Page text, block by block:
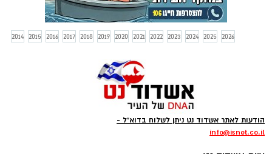
2014 2015 2016 2017 2018 2019 2020 2021 2022 2023 2024 2025 2026
הודעות לאתר אשדוד נט ניתן לשלוח בדוא"ל -
info@isnet.co.il